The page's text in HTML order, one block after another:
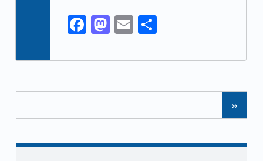
F
ac
e
o
o
k
M
as
to
o
n
E
m
ai
S
h
ar
Posts Navigation
»